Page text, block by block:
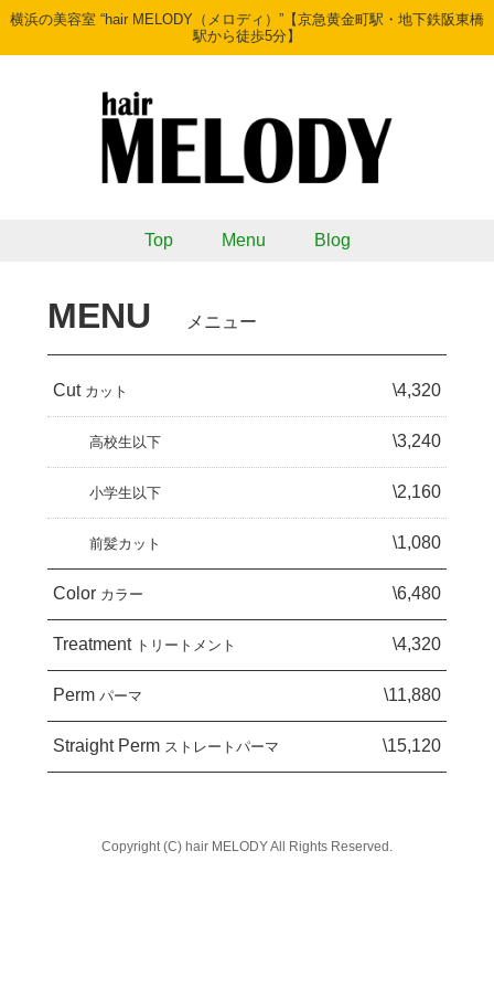
横浜の美容室 “hair MELODY（メロディ）”【京急黄金町駅・地下鉄阪東橋
駅から徒歩5分】
Top Menu Blog
MENU メニュー
Cut カット \4,320
高校生以下 \3,240
小学生以下 \2,160
前髪カット \1,080
Color カラー \6,480
Treatment トリートメント \4,320
Perm パーマ \11,880
Straight Perm ストレートパーマ \15,120
Copyright (C) hair MELODY All Rights Reserved.